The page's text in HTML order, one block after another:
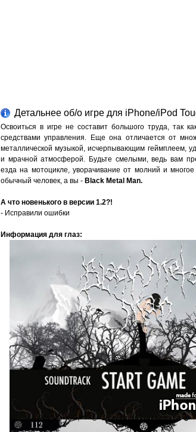
Детальнее об/о игре для iPhone/iPod
Освоиться в игре не составит большого труда, так
средствами управления. Еще она отличается от
металлической музыкой, исчерпывающим геймплеем,
и мрачной атмосферой. Будьте смелыми, ведь вам
езда на мотоцикле, уворачивание от молний и
обычный человек, а вы - Black Metal Man.
А что новенького в версии 1.2?!
- Исправили ошибки
Информация для глаз: